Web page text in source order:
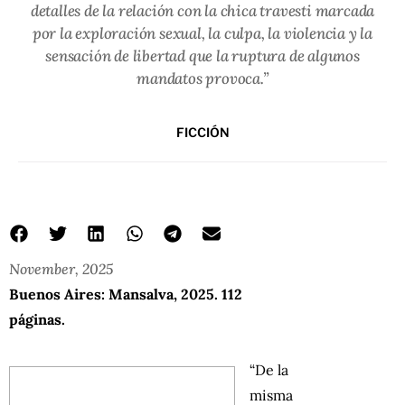
detalles de la relación con la chica travesti marcada
por la exploración sexual, la culpa, la violencia y la
sensación de libertad que la ruptura de algunos
mandatos provoca.”
FICCIÓN
November, 2025
Buenos Aires: Mansalva, 2025. 112
páginas.
“De la
misma